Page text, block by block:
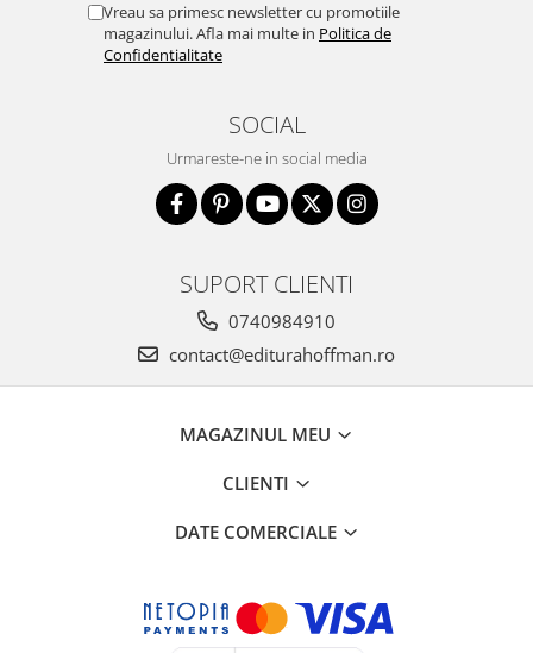
Vreau sa primesc newsletter cu promotiile
magazinului. Afla mai multe in Politica de
Confidentialitate
SOCIAL
Urmareste-ne in social media
SUPORT CLIENTI
0740984910
contact@editurahoffman.ro
MAGAZINUL MEU
CLIENTI
DATE COMERCIALE